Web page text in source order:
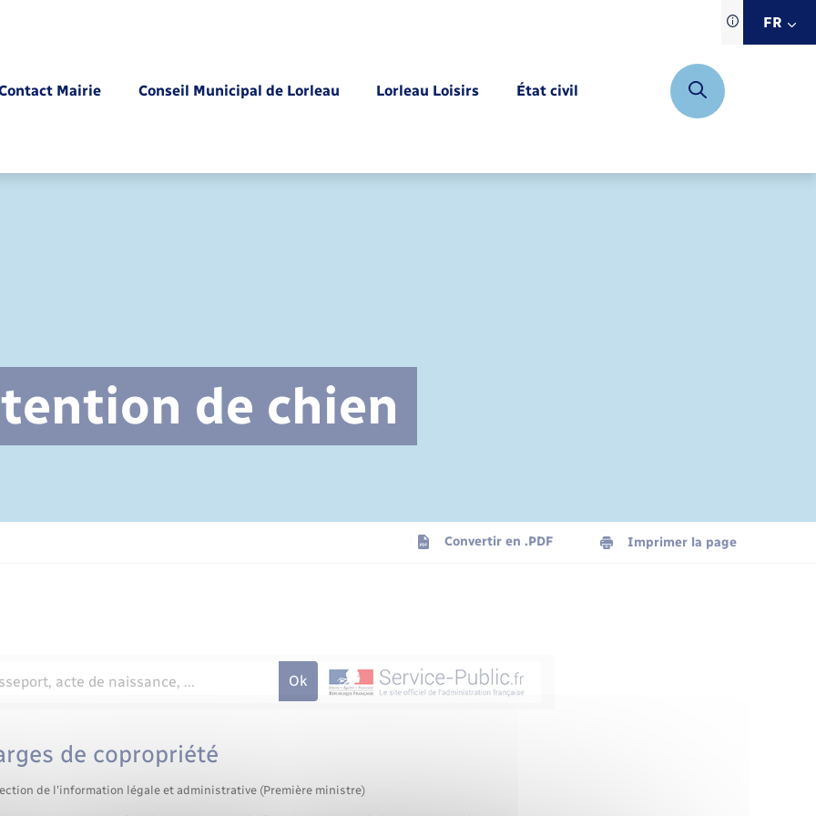
Traduction
siteFR
Mairie Conseil Municipal de Lorleau Lorleau Loisirs État civil
Cimetière communalde chien
Convertir en .PDF Imprimer la page
de copropriété
de l'information légale et administrative (Première ministre)